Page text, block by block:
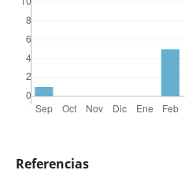
Referencias